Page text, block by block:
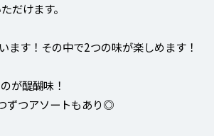
だけます。
ます！その中で2つの味が楽しめます！
が醍醐味！
ずつアソートもあり◎